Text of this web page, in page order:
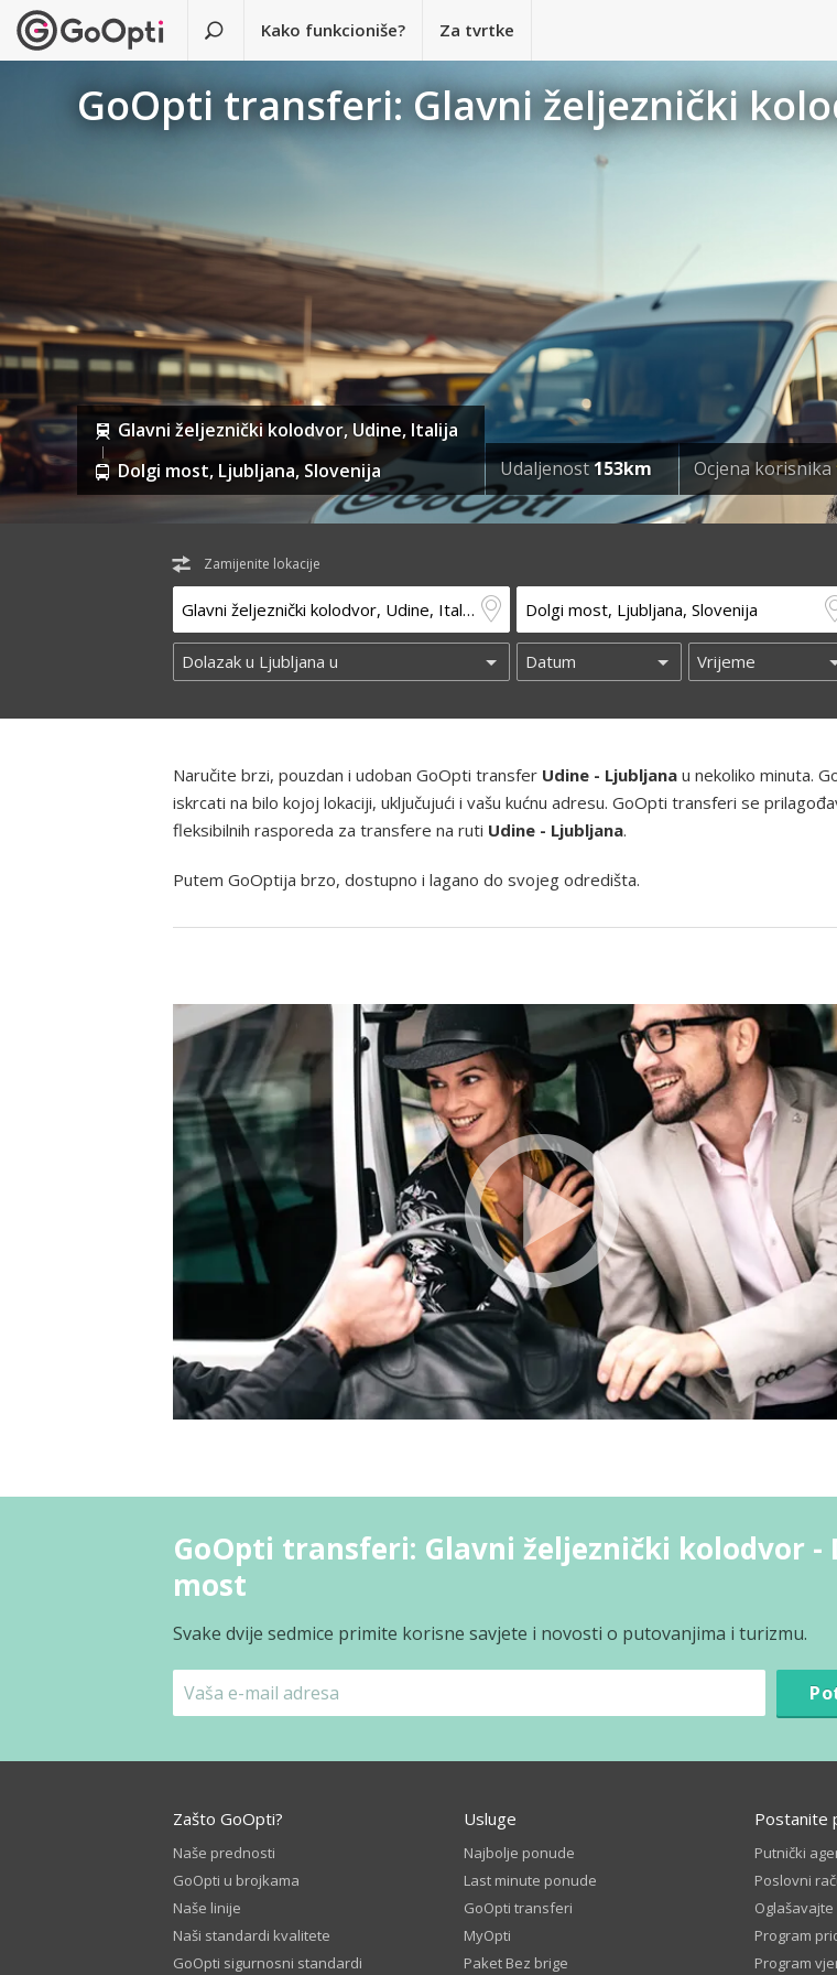
Kako funkcioniše? Za tvrtke
GoOpti transferi: Glavni željeznički
Glavni željeznički kolodvor, Udine, Italija
Dolgi most, Ljubljana, Slovenija
Udaljenost153km Ocjena korisnika
Zamijenite lokacije
Naručite brzi, pouzdan i udoban GoOpti transfer Udine - Ljubljana u nekoliko minuta.
iskrcati na bilo kojoj lokaciji, uključujući i vašu kućnu adresu. GoOpti transferi se
fleksibilnih rasporeda za transfere na ruti Udine - Ljubljana.
Putem GoOptija brzo, dostupno i lagano do svojeg odredišta.
GoOpti transferi: Glavni željeznički kolodvor -
most
Svake dvije sedmice primite korisne savjete i novosti o putovanjima i turizmu.
Zašto GoOpti?
Naše prednosti
GoOpti u brojkama
Naše linije
Naši standardi kvalitete
GoOpti sigurnosni standardi
Usluge
Najbolje ponude
Last minute ponude
GoOpti transferi
MyOpti
Paket Bez brige
Postanite
Putnički
Poslovni
Program
Program